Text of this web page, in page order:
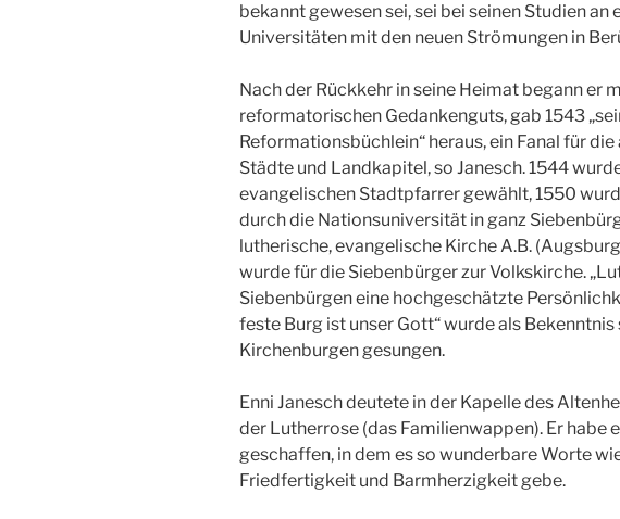
bekannt gewesen sei, sei bei seinen Studien an
Universitäten mit den neuen Strömungen in
Nach der Rückkehr in seine Heimat begann er
reformatorischen Gedankenguts, gab 1543
Reformationsbüchlein“ heraus, ein Fanal für
Städte und Landkapitel, so Janesch. 1544
evangelischen Stadtpfarrer gewählt, 1550
durch die Nationsuniversität in ganz
lutherische, evangelische Kirche A.B.
wurde für die Siebenbürger zur Volkskirche.
Siebenbürgen eine hochgeschätzte
feste Burg ist unser Gott“ wurde als Bekenntnis
Kirchenburgen gesungen.
Enni Janesch deutete in der Kapelle des
der Lutherrose (das Familienwappen). Er habe
geschaffen, in dem es so wunderbare Worte
Friedfertigkeit und Barmherzigkeit gebe.